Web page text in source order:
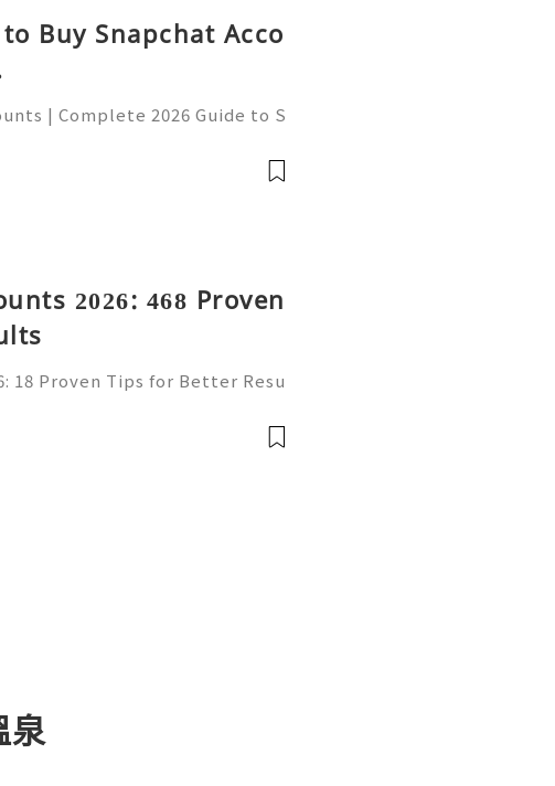
Buy Snapchat Acco
| Complete 2026 Guide to S
💫💎💲💫🌐✨💎WhatsApp :+1
@usadig
2026: 468 Proven
18 Proven Tips for Better Resu
freelancing, online
泉